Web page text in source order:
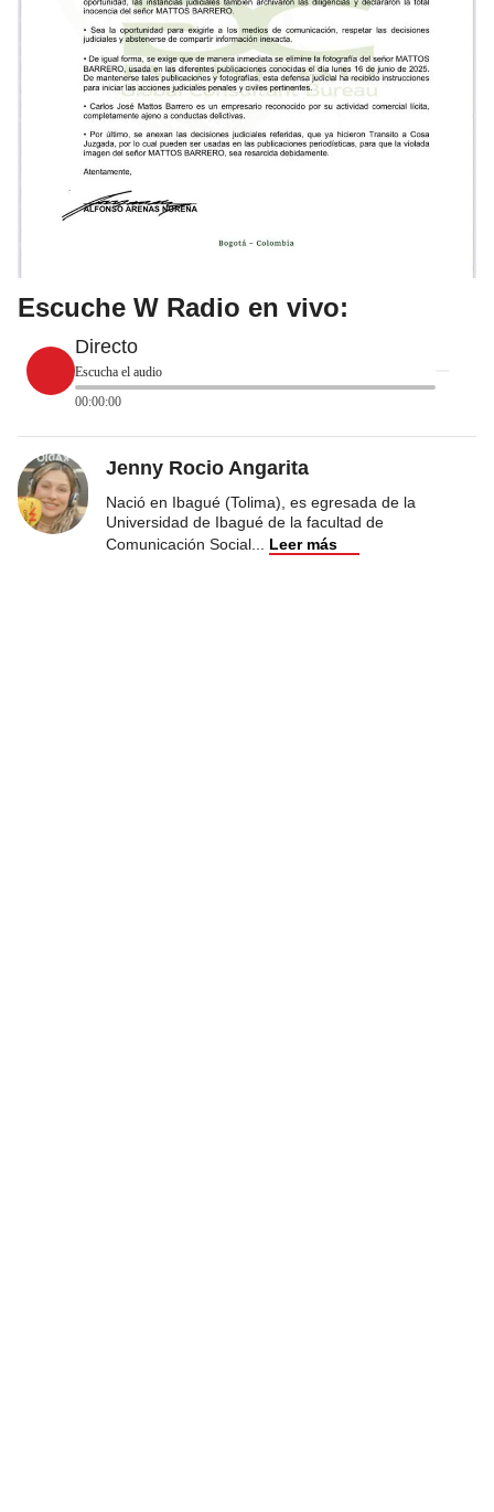
Escuche W Radio en vivo:
Directo
Escucha el audio
00:00:00
Jenny Rocio Angarita
Nació en Ibagué (Tolima), es egresada de la
Universidad de Ibagué de la facultad de
Comunicación Social... Leer más